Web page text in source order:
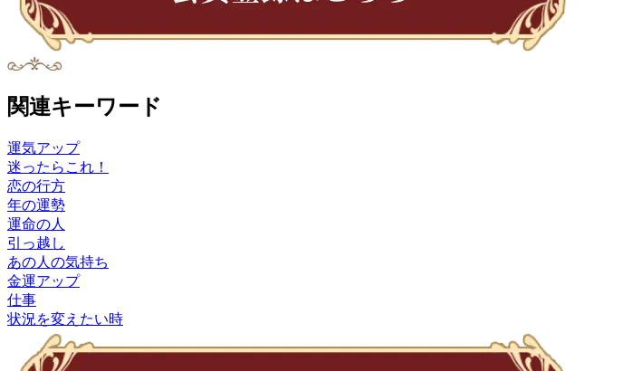
関連キーワード
運気アップ
迷ったらこれ！
恋の行方
年の運勢
運命の人
引っ越し
あの人の気持ち
金運アップ
仕事
状況を変えたい時